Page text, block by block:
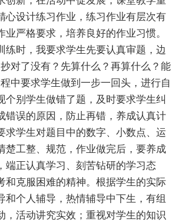
心设计练习作业，练习作业有层次有
业严格要求，培养良好的作业习惯。
练时，我要求学生先要认真审题，边
对了没有？先算什么？再算什么？能
中要求学生做到一步一回头，进行自
个别学生做错了题，及时要求学生纠
错误的原因，防止再错，养成认真计
求学生对题目中的数字、小数点、运
楚工整、规范，作业做完后，要养成
端正认真学习、刻苦钻研的学习态
和克服困难的精神。根据学生的实际
和个人辅导，热情辅导中下生，有组
，活动讲究实效；重视对学生的知识